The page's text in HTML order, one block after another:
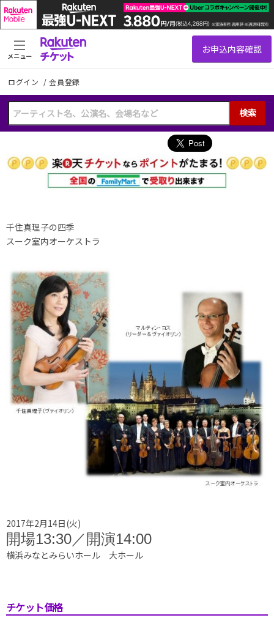
ログイン /会員登録
検索
メニュー
千住真理子の四季
スーク室内オーケストラ
2017年2月14日(火)
開場13:30／開演14:00
横浜みなとみらいホール 大ホール
チケット価格